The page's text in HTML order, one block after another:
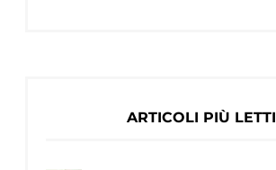
ARTICOLI PIÙ LETTI